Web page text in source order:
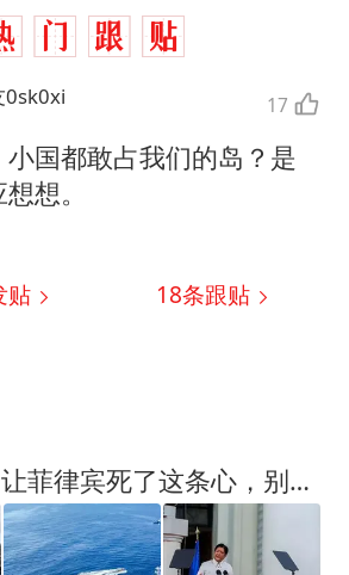
0sk0xi 17
小国都敢占我们的岛？是
想。
贴 18条跟贴
《解放军报》让菲律宾死了这条心，别指望中国会对他和和气气